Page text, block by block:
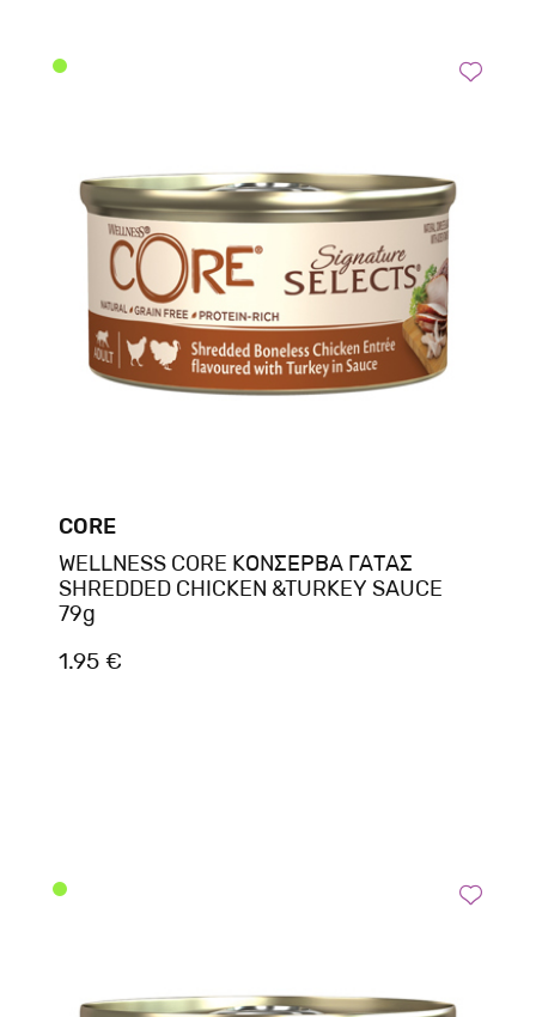
CORE
WELLNESS CORE ΚΟΝΣΕΡΒΑ ΓΑΤΑΣ
SHREDDED CHICKEN &TURKEY SAUCE
79g
1.95 €